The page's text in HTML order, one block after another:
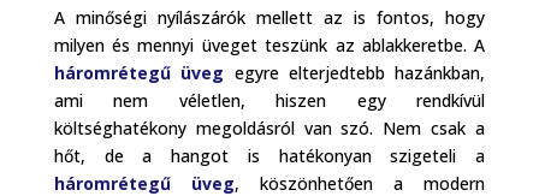
A minőségi nyílászárók mellett az is fontos, hogy
milyen és mennyi üveget teszünk az ablakkeretbe. A
háromrétegű üveg egyre elterjedtebb hazánkban,
ami nem véletlen, hiszen egy rendkívül
költséghatékony megoldásról van szó. Nem csak a
hőt, de a hangot is hatékonyan szigeteli a
háromrétegű üveg, köszönhetően a modern